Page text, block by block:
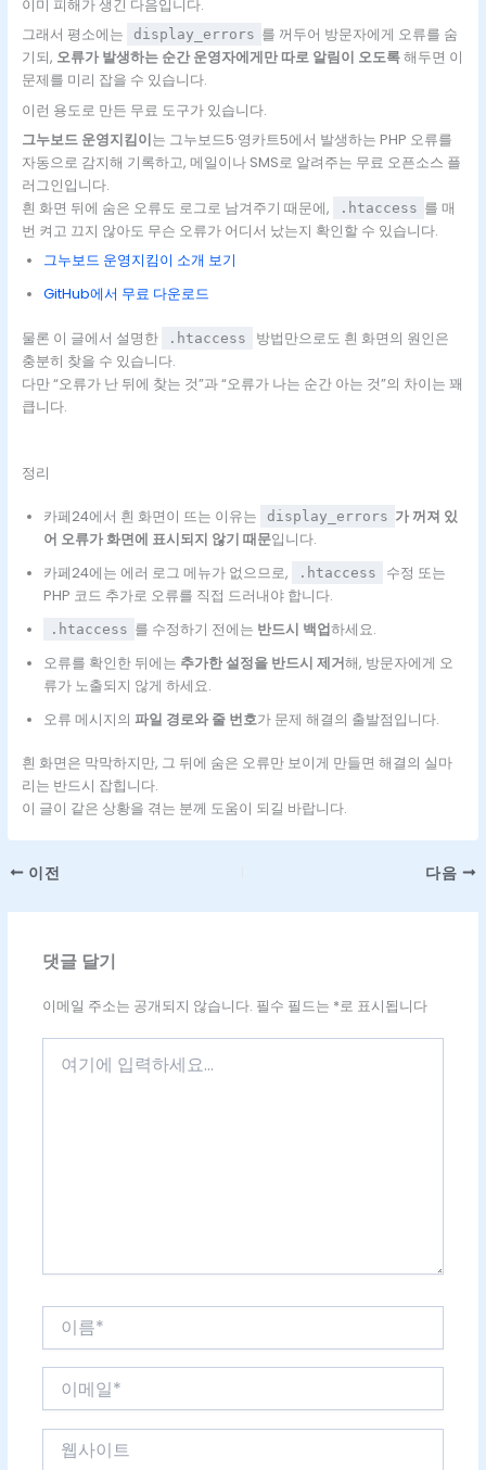
이미 피해가 생긴 다음입니다.
그래서 평소에는
display_errors 를 꺼두어 방문자에게 오류를 숨
기되, 오류가 발생하는 순간 운영자에게만 따로 알림이 오도록해두면 이
문제를 미리 잡을 수 있습니다.
이런 용도로 만든 무료 도구가 있습니다.
그누보드 운영지킴이는 그누보드5·영카트5에서 발생하는 PHP 오류를
자동으로 감지해 기록하고, 메일이나 SMS로 알려주는 무료 오픈소스 플
러그인입니다.
흰 화면 뒤에 숨은 오류도 로그로 남겨주기 때문에,
.htaccess 를 매
번 켜고 끄지 않아도 무슨 오류가 어디서 났는지 확인할 수 있습니다.
그누보드 운영지킴이 소개 보기
GitHub에서 무료 다운로드
물론 이 글에서 설명한 .htaccess
방법만으로도 흰 화면의 원인은
충분히 찾을 수 있습니다.
다만 “오류가 난 뒤에 찾는 것”과 “오류가 나는 순간 아는 것”의 차이는 꽤
큽니다.
정리
카페24에서 흰 화면이 뜨는 이유는 display_errors 가 꺼져 있
어 오류가 화면에 표시되지 않기 때문입니다.
카페24에는 에러 로그 메뉴가 없으므로,
.htaccess
수정 또는
PHP 코드 추가로 오류를 직접 드러내야 합니다.
.htaccess 를 수정하기 전에는 반드시 백업하세요.
오류를 확인한 뒤에는 추가한 설정을 반드시 제거해, 방문자에게 오
류가 노출되지 않게 하세요.
오류 메시지의 파일 경로와 줄 번호가 문제 해결의 출발점입니다.
흰 화면은 막막하지만, 그 뒤에 숨은 오류만 보이게 만들면 해결의 실마
리는 반드시 잡힙니다.
이 글이 같은 상황을 겪는 분께 도움이 되길 바랍니다.
이전 다음
댓글 달기
이메일 주소는 공개되지 않습니다. 필수 필드는 *로 표시됩니다